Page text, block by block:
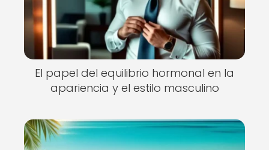
El papel del equilibrio hormonal en la
apariencia y el estilo masculino